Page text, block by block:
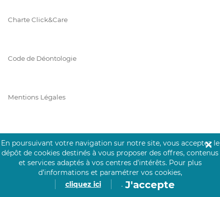
Charte Click&Care
Code de Déontologie
Mentions Légales
Prérequis Click&Care
Protection des Données
En poursuivant votre navigation sur notre site, vous acceptez le
dépôt de cookies destinés à vous proposer des offres, contenus
et services adaptés à vos centres d’intérêts. Pour plus
d’informations et paramétrer vos cookies,
cliquez ici
. J'accepte
✕